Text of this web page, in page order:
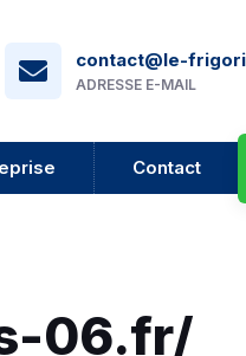
contact@le-
ADRESSE E-MAIL
Contact
06.fr/